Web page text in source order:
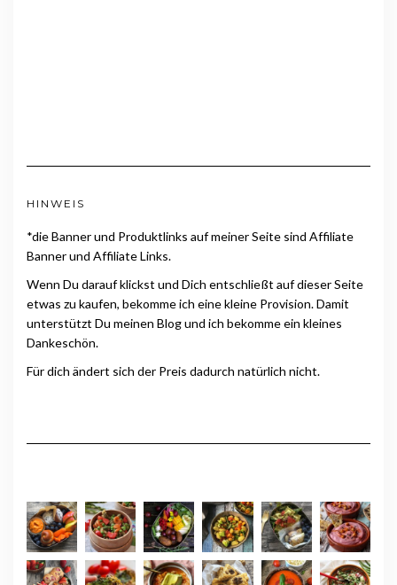
HINWEIS
*die Banner und Produktlinks auf meiner Seite sind Affiliate
Banner und Affiliate Links.
Wenn Du darauf klickst und Dich entschließt auf dieser Seite
etwas zu kaufen, bekomme ich eine kleine Provision. Damit
unterstützt Du meinen Blog und ich bekomme ein kleines
Dankeschön.
Für dich ändert sich der Preis dadurch natürlich nicht.